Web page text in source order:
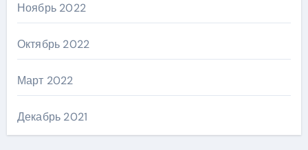
Ноябрь 2022
Октябрь 2022
Март 2022
Декабрь 2021